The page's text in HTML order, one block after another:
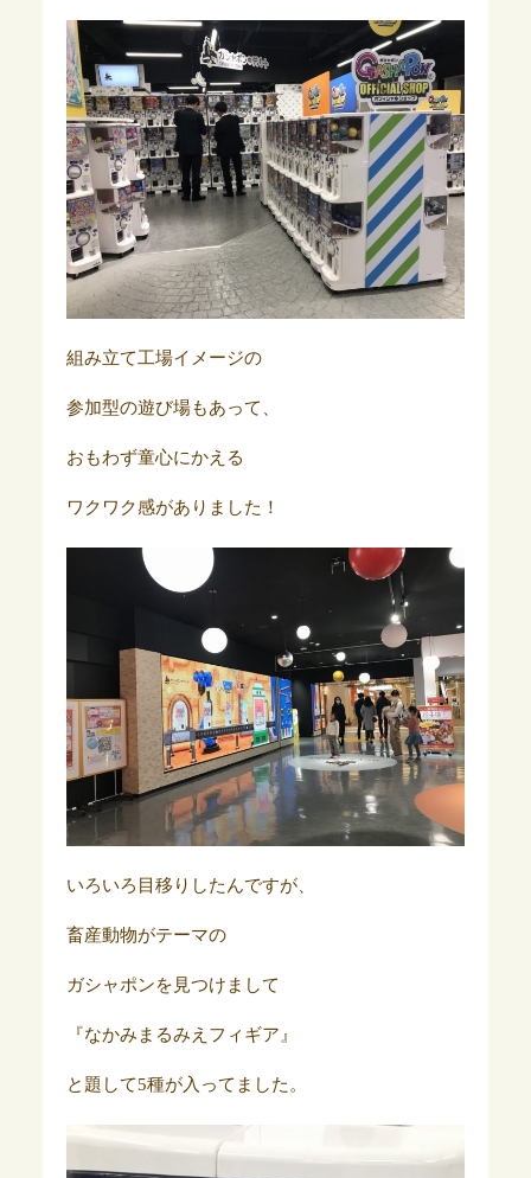
組み立て工場イメージの
参加型の遊び場もあって、
おもわず童心にかえる
ワクワク感がありました！
いろいろ目移りしたんですが、
畜産動物がテーマの
ガシャポンを見つけまして
『なかみまるみえフィギア』
と題して5種が入ってました。